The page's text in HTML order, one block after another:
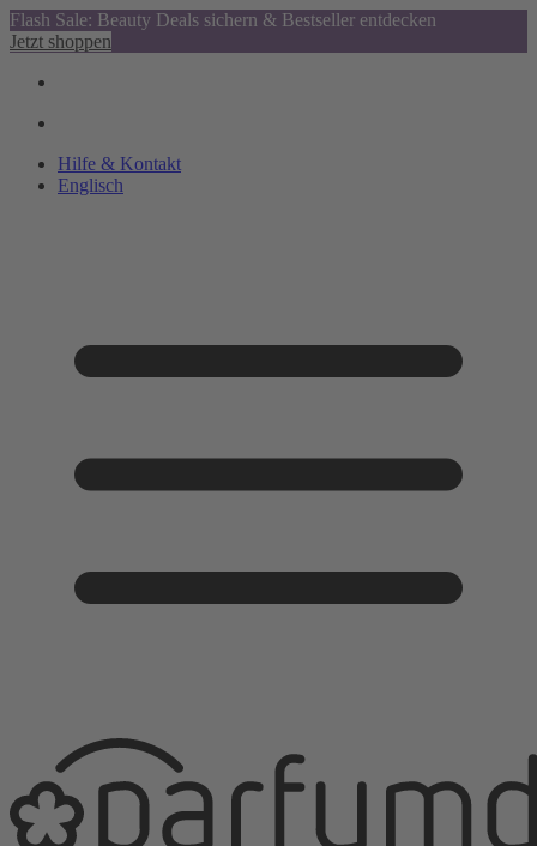
Flash Sale: Beauty Deals sichern & Bestseller entdecken
Jetzt shoppen
Hilfe & Kontakt
Englisch